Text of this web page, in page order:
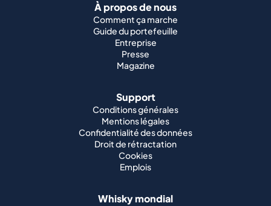
À propos de nous
Comment ça marche
Guide du portefeuille
Entreprise
Presse
Magazine
Support
Conditions générales
Mentions légales
Confidentialité des données
Droit de rétractation
Cookies
Emplois
Whisky mondial